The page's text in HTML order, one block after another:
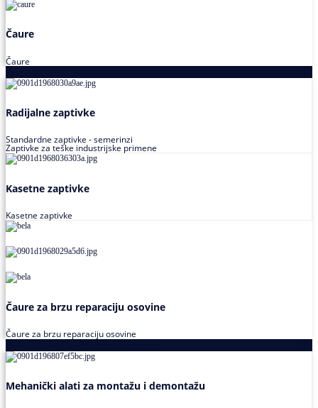
Čaure
Čaure
Radijalne zaptivke
Standardne zaptivke - semerinzi
Zaptivke za teške industrijske primene
Kasetne zaptivke
Kasetne zaptivke
Čaure za brzu reparaciju osovine
Čaure za brzu reparaciju osovine
Mehanički alati za montažu i demontažu